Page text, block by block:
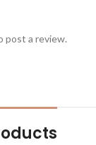
post a review.